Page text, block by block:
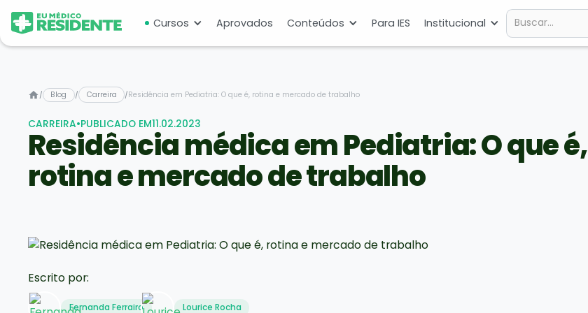
Cursos Aprovados Conteúdos Para IES Institucional
/ Blog / Carreira /Residência em Pediatria: O que é, rotina e mercado de trabalho
CARREIRA•PUBLICADO EM11.02.2023
Residência médica em Pediatria: O que é,
rotina e mercado de trabalho
Escrito por:
Fernanda Ferrairo Lourice Rocha